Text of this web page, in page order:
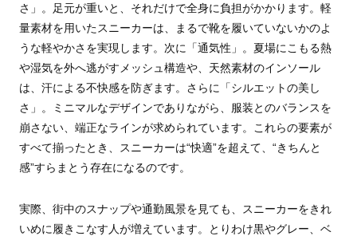
さ」。足元が重いと、それだけで全身に負担がかかります。軽
量素材を用いたスニーカーは、まるで靴を履いていないかのよ
うな軽やかさを実現します。次に「通気性」。夏場にこもる熱
や湿気を外へ逃がすメッシュ構造や、天然素材のインソール
は、汗による不快感を防ぎます。さらに「シルエットの美し
さ」。ミニマルなデザインでありながら、服装とのバランスを
崩さない、端正なラインが求められています。これらの要素が
すべて揃ったとき、スニーカーは“快適”を超えて、“きちんと
感”すらまとう存在になるのです。
実際、街中のスナップや通勤風景を見ても、スニーカーをきれ
いめに履きこなす人が増えています。とりわけ黒やグレー、ベ